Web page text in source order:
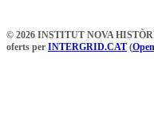
© 2026 INSTITUT NOVA
oferts per INTERGRID.CAT (